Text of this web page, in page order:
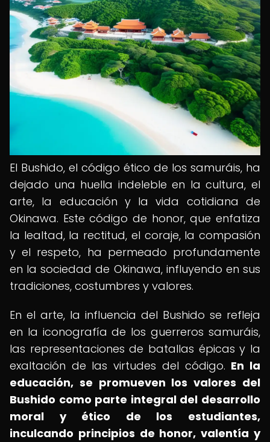
El Bushido, el código ético de los samuráis, ha
dejado una huella indeleble en la cultura, el
arte, la educación y la vida cotidiana de
Okinawa. Este código de honor, que enfatiza
la lealtad, la rectitud, el coraje, la compasión
y el respeto, ha permeado profundamente
en la sociedad de Okinawa, influyendo en sus
tradiciones, costumbres y valores.
En el arte, la influencia del Bushido se refleja
en la iconografía de los guerreros samuráis,
las representaciones de batallas épicas y la
exaltación de las virtudes del código. En la
educación, se promueven los valores del
Bushido como parte integral del desarrollo
moral y ético de los estudiantes,
inculcando principios de honor, valentía y